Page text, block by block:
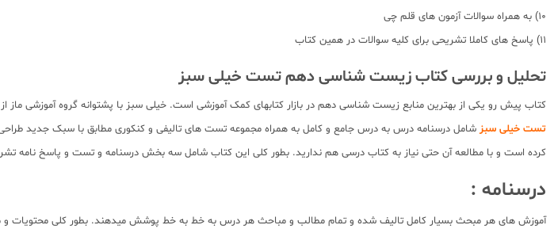
10) به همراه سوالات آزمون های قلم چی
11) پاسخ های کاملا تشریحی برای کلیه سوالات در همین کتاب
تحلیل و بررسی کتاب زیست شناسی دهم تست خیلی سبز
کتاب پیش رو یکی از بهترین منابع زیست شناسی دهم در بازار کتابهای کمک آموزشی است. خیلی سبز با پشتوانه گروه آموزشی
تست خیلی سبز شامل درسنامه درس به درس جامع و کامل به همراه مجموعه تست های تالیفی و کنکوری مطابق با سبک جدید
کرده است و با مطالعه آن حتی نیاز به کتاب درسی هم ندارید. بطور کلی این کتاب شامل سه بخش درسنامه و تست و پاسخ نامه
درسنامه :
آموزش های هر مبحث بسیار کامل تالیف شده و تمام مطالب و مباحث هر درس به خط به خط پوشش میدهند. بطور کلی محتویات و